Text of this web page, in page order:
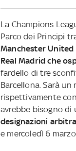
La Champions
Parco dei Principi
Manchester United
Real Madrid che
fardello di tre
Barcellona. Sarà
rispettivamente
avrebbe bisogno
designazioni
e mercoledì 6